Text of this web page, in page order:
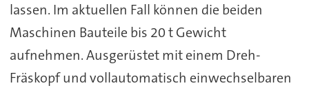
lassen. Im aktuellen Fall können die beiden
Maschinen Bauteile bis 20 t Gewicht
aufnehmen. Ausgerüstet mit einem Dreh-
Fräskopf und vollautomatisch einwechselbaren